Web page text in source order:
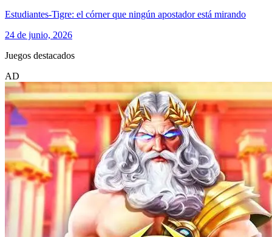
Estudiantes-Tigre: el córner que ningún apostador está mirando
24 de junio, 2026
Juegos destacados
AD